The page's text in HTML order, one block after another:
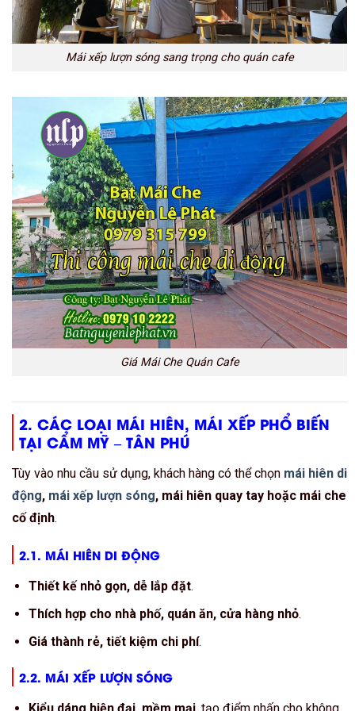
Mái xếp lượn sóng sang trọng cho quán cafe
Giá Mái Che Quán Cafe
2. CÁC LOẠI MÁI HIÊN, MÁI XẾP PHỔ BIẾN
TẠI CẨM MỸ – TÂN PHÚ
Tùy vào nhu cầu sử dụng, khách hàng có thể chọn mái hiên di
động, mái xếp lượn sóng, mái hiên quay tay hoặc mái che
cố định.
2.1. MÁI HIÊN DI ĐỘNG
Thiết kế nhỏ gọn, dễ lắp đặt.
Thích hợp cho nhà phố, quán ăn, cửa hàng nhỏ.
Giá thành rẻ, tiết kiệm chi phí.
2.2. MÁI XẾP LƯỢN SÓNG